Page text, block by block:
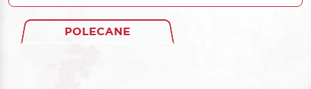
POLECANE